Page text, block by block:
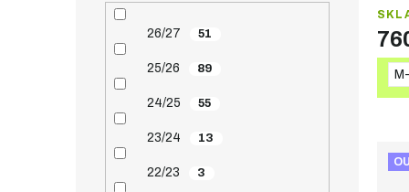
26/27 51
25/26 89
24/25 55
23/24 13
22/23 3